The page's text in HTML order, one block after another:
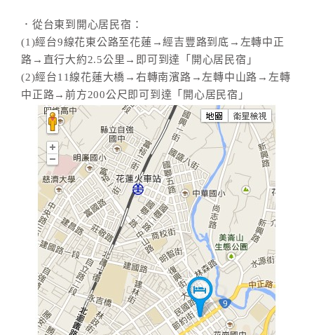
．從台東到開心居民宿：
(1)經台9線花東公路至花蓮→經吉豐路到底→左轉中正
路→直行大約2.5公里→即可到達「開心居民宿」
(2)經台11線花蓮大橋→右轉南濱路→左轉中山路→左轉
中正路→前方200公尺即可到達「開心居民宿」